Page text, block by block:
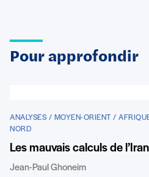
Pour approfondir
ANALYSES / MOYEN-ORIENT /
NORD
Les mauvais calculs de l’Iran
Jean-Paul Ghoneim